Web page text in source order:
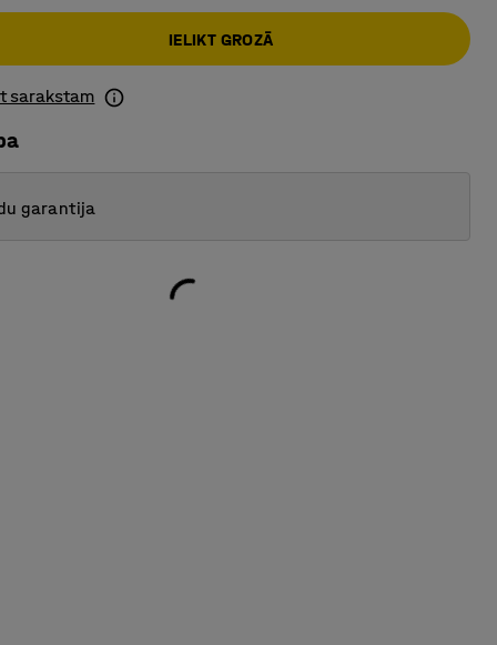
IELIKT GROZĀ
sarakstam
garantija